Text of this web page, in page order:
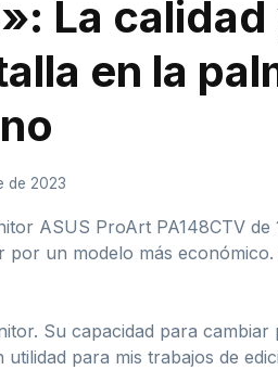
La calidad
en la
de 2023
ASUS ProArt PA148CTV de
un modelo más
Su capacidad para cambiar
para mis trabajos de